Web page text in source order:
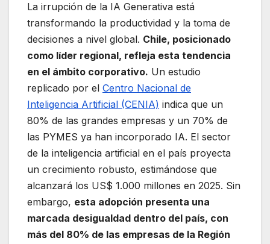
La irrupción de la IA Generativa está
transformando la productividad y la toma de
decisiones a nivel global. Chile, posicionado
como líder regional, refleja esta tendencia
en el ámbito corporativo. Un estudio
replicado por el Centro Nacional de
Inteligencia Artificial (CENIA) indica que un
80% de las grandes empresas y un 70% de
las PYMES ya han incorporado IA. El sector
de la inteligencia artificial en el país proyecta
un crecimiento robusto, estimándose que
alcanzará los US$ 1.000 millones en 2025. Sin
embargo, esta adopción presenta una
marcada desigualdad dentro del país, con
más del 80% de las empresas de la Región